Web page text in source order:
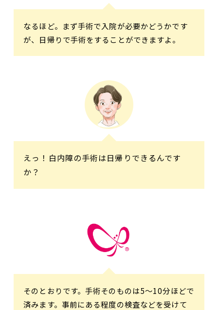
なるほど。まず手術で入院が必要かどうかです
が、日帰りで手術をすることができますよ。
えっ！白内障の手術は日帰りできるんです
か？
そのとおりです。手術そのものは5～10分ほどで
済みます。事前にある程度の検査などを受けて